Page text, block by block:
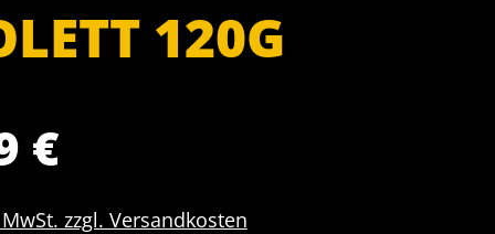
120G
€
zzgl. Versandkosten